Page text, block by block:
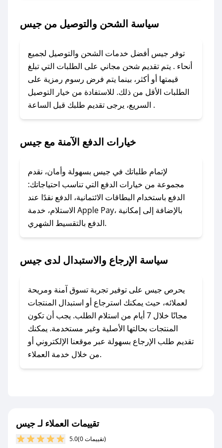
باستخدام تطبيق صحصح، يمكنك العثور بسهولة على
تواصل معنا عبر تويتر أو البريد الإلكتروني لإضافته
بسرعة.
### كيفية استخدام كود خصم جيس؟
1. انسخ كود الخصم من تطبيق صحصح.
2. الصقه في خانة الدفع عند التسوق من جيس.
### ماذا أفعل إذا لم يعمل كود الخصم؟
الرسائل الخاصة على تويتر أو البريد الإلكتروني،
وسنقوم بحل المشكلة في أسرع وقت ممكن.
### ماذا أفعل إذا لم أجد كود خصم لمتجري
المفضل؟
في حال عدم توفر كوبونات لمتجرك المفضل، يمكنك
أسرع وقت ممكن.
### كيف تحصل على كوبونات خصم حصرية من
جيس؟
للحصول على كوبونات وخصومات حصرية، قم بما
يلي:
- اضغط على أيقونة متابعة لمتجر جيس في تطبيق
صحصح.
مع صحصح، تسوق بذكاء ووفّر على كل مشترياتك مع
سياسة الشحن والتوصيل من جيس
توفر جيس أفضل خدمات الشحن والتوصيل لجميع
أنحاء . يتم تقديم شحن مجاني على الطلبات التي تبلغ
قيمتها أو أكثر، بينما يتم فرض رسوم رمزية على
الطلبات الأقل من ذلك. للاستفادة من خيار التوصيل
السريع، يرجى تقديم طلبك قبل الساعة .
خيارات الدفع الآمنة مع جيس
لإتمام طلباتك في جيس بسهولة وأمان، نقدم
مجموعة من خيارات الدفع التي تناسب احتياجاتك:
الدفع باستخدام البطاقات الائتمانية، الدفع نقدًا عند
الاستلام، خدمة Apple Pay، بالإضافة إلى إمكانية
الدفع بالتقسيط الشهري.
سياسة الإرجاع والاستبدال لدى جيس
يحرص جيس على توفير تجربة تسوق آمنة ومريحة
لعملائه، حيث يمكنك استرجاع أو استبدال المنتجات
مجانًا خلال 7 أيام من استلام الطلب. يجب أن تكون
المنتجات بحالتها الأصلية وغير مستخدمة. يمكنك
تقديم طلب الإرجاع بسهولة عبر موقعنا الإلكتروني أو
من خلال خدمة العملاء.
تقييمات العملاء لـ جيس
5.0 (0 تقييمات)